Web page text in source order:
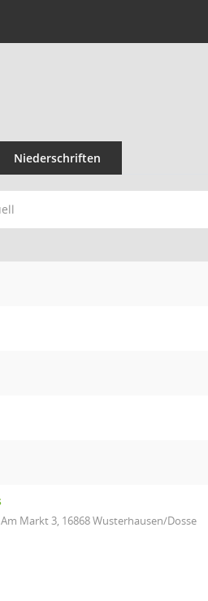
Niederschriften
Markt 3, 16868 Wusterhausen/Dosse